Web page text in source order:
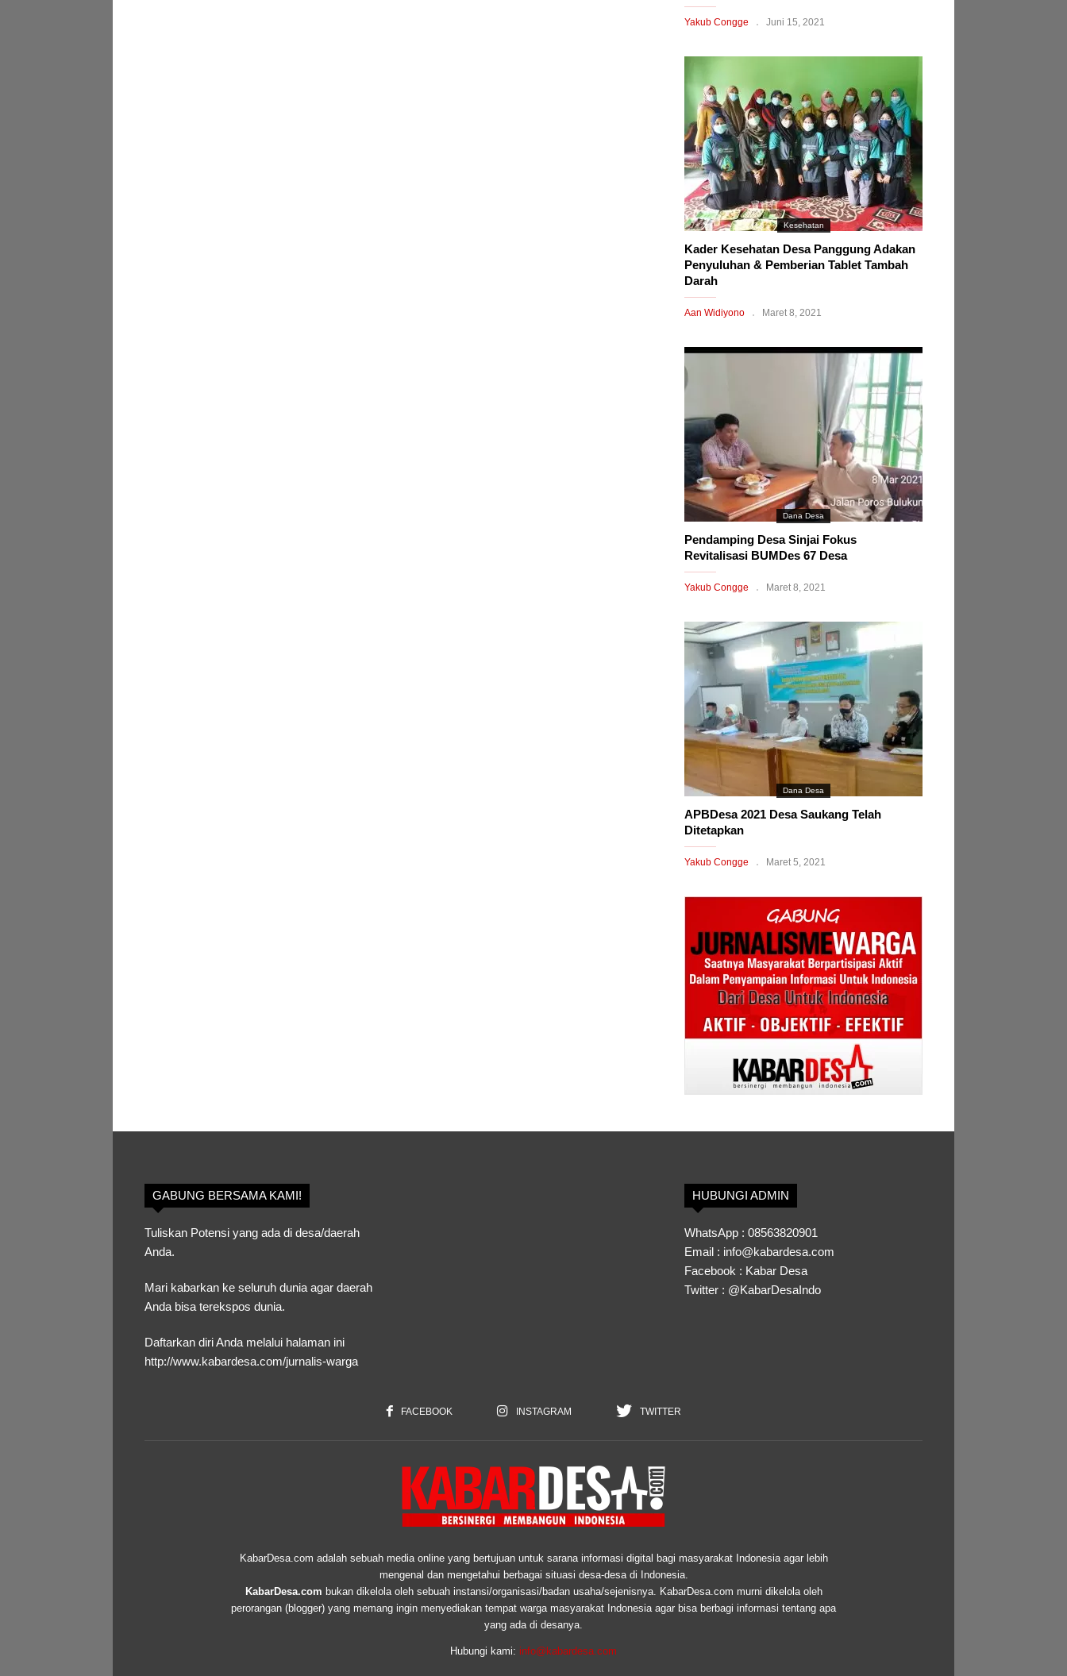
Yakub Congge Juni 15, 2021
Kesehatan
Kader Kesehatan Desa Panggung Adakan
Penyuluhan & Pemberian Tablet Tambah
Darah
Aan Widiyono Maret 8, 2021
Dana Desa
Pendamping Desa Sinjai Fokus
Revitalisasi BUMDes 67 Desa
Yakub Congge Maret 8, 2021
Dana Desa
APBDesa 2021 Desa Saukang Telah
Ditetapkan
Yakub Congge Maret 5, 2021
GABUNG BERSAMA KAMI!
Tuliskan Potensi yang ada di desa/daerah
Anda.
Mari kabarkan ke seluruh dunia agar daerah
Anda bisa terekspos dunia.
Daftarkan diri Anda melalui halaman ini
http://www.kabardesa.com/jurnalis-warga
HUBUNGI ADMIN
WhatsApp : 08563820901
Email : info@kabardesa.com
Facebook : Kabar Desa
Twitter : @KabarDesaIndo
FACEBOOK INSTAGRAM TWITTER
KabarDesa.com adalah sebuah media online yang bertujuan untuk sarana informasi digital bagi masyarakat Indonesia agar lebih
mengenal dan mengetahui berbagai situasi desa-desa di Indonesia.
KabarDesa.com bukan dikelola oleh sebuah instansi/organisasi/badan usaha/sejenisnya. KabarDesa.com murni dikelola oleh
perorangan (blogger) yang memang ingin menyediakan tempat warga masyarakat Indonesia agar bisa berbagi informasi tentang apa
yang ada di desanya.
Hubungi kami: info@kabardesa.com